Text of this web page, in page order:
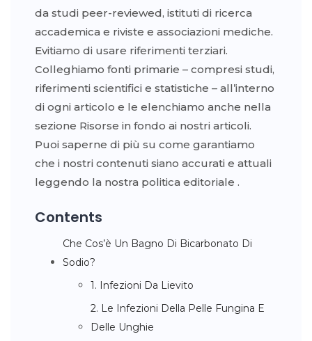
da studi peer-reviewed, istituti di ricerca
accademica e riviste e associazioni mediche.
Evitiamo di usare riferimenti terziari.
Colleghiamo fonti primarie – compresi studi,
riferimenti scientifici e statistiche – all’interno
di ogni articolo e le elenchiamo anche nella
sezione Risorse in fondo ai nostri articoli.
Puoi saperne di più su come garantiamo
che i nostri contenuti siano accurati e attuali
leggendo la nostra politica editoriale .
Contents
Che Cos’è Un Bagno Di Bicarbonato Di
Sodio?
1. Infezioni Da Lievito
2. Le Infezioni Della Pelle Fungina E
Delle Unghie